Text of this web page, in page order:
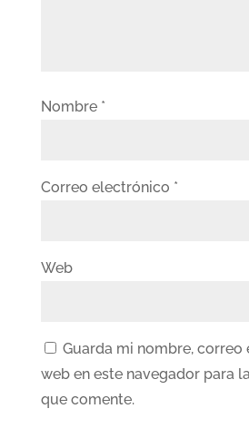
Nombre *
Correo electrónico *
Web
Guarda mi nombre,
web en este navegador para
que comente.